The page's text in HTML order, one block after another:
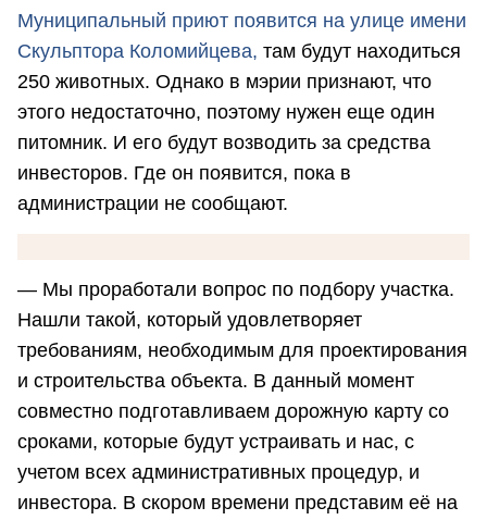
Муниципальный приют появится на улице имени
Скульптора Коломийцева, там будут находиться
250 животных. Однако в мэрии признают, что
этого недостаточно, поэтому нужен еще один
питомник. И его будут возводить за средства
инвесторов. Где он появится, пока в
администрации не сообщают.
— Мы проработали вопрос по подбору участка.
Нашли такой, который удовлетворяет
требованиям, необходимым для проектирования
и строительства объекта. В данный момент
совместно подготавливаем дорожную карту со
сроками, которые будут устраивать и нас, с
учетом всех административных процедур, и
инвестора. В скором времени представим её на